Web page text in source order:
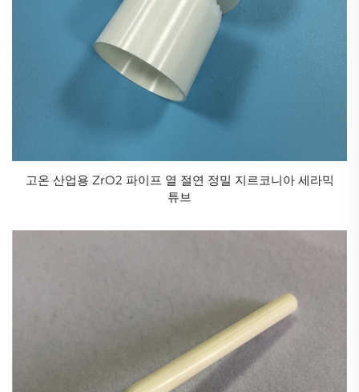
고온 산업용 ZrO2 파이프 열 절연 정밀 지르코니아 세라믹
튜브